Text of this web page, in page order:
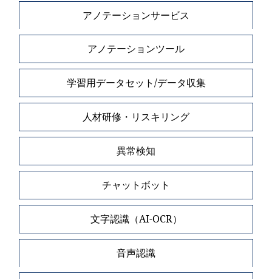
アノテーションサービス
アノテーションツール
学習用データセット/データ収集
人材研修・リスキリング
異常検知
チャットボット
文字認識（AI-OCR）
音声認識